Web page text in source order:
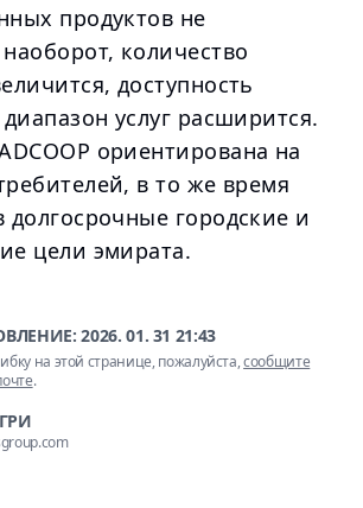
продуктов не
количество
доступность
услуг расширится.
ориентирована на
в то же время
долгосрочные городские и
цели эмирата.
2026. 01. 31 21:43
на этой странице, пожалуйста,сообщите
.